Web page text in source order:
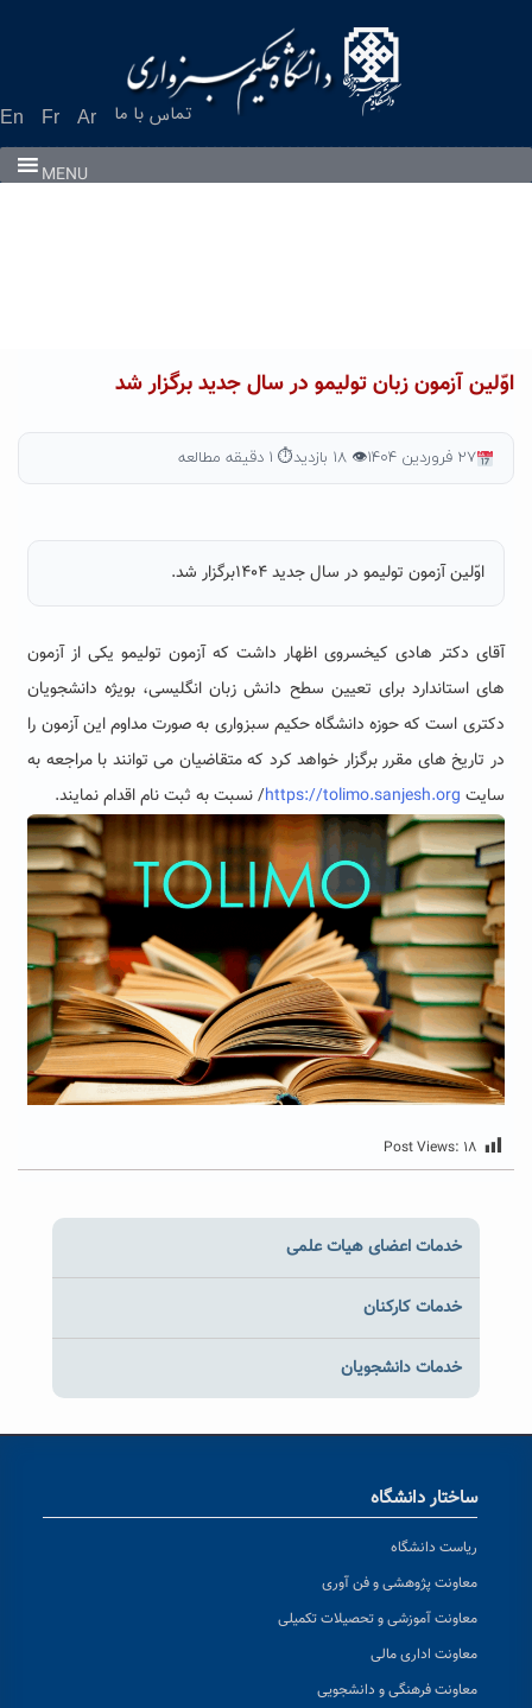
En Fr Ar تماس با ما
MENU
اوّلین آزمون زبان تولیمو در سال جدید برگزار شد
۲۷ فروردین ۱۴۰۴ 👁 ۱۸ بازدید ⏱ ۱ دقیقه مطالعه
اوّلین آزمون تولیمو در سال جدید ۱۴۰۴برگزار شد.
آقای دکتر هادی کیخسروی اظهار داشت که آزمون تولیمو یکی از آزمون
های استاندارد برای تعیین سطح دانش زبان انگلیسی، بویژه دانشجویان
دکتری است که حوزه دانشگاه حکیم سبزواری به صورت مداوم این آزمون را
در تاریخ های مقرر برگزار خواهد کرد که متقاضیان می توانند با مراجعه به
سایت https://tolimo.sanjesh.org/ نسبت به ثبت نام اقدام نمایند.
Post Views: ۱۸
خدمات اعضای هیات علمی
خدمات کارکنان
خدمات دانشجویان
ساختار دانشگاه
ریاست دانشگاه
معاونت پژوهشی و فن آوری
معاونت آموزشی و تحصیلات تکمیلی
معاونت اداری مالی
معاونت فرهنگی و دانشجویی